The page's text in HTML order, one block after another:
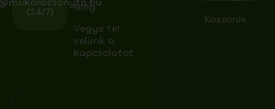
(24/7)
Blog
Vegye fel
velünk a
kapcsolatot
Koszorúk